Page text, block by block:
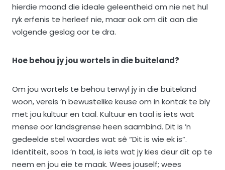
hierdie maand die ideale geleentheid om nie net hul
ryk erfenis te herleef nie, maar ook om dit aan die
volgende geslag oor te dra.
Hoe behou jy jou wortels in die buiteland?
Om jou wortels te behou terwyl jy in die buiteland
woon, vereis ’n bewustelike keuse om in kontak te bly
met jou kultuur en taal. Kultuur en taal is iets wat
mense oor landsgrense heen saambind. Dit is ’n
gedeelde stel waardes wat sê “Dit is wie ek is”.
Identiteit, soos ’n taal, is iets wat jy kies deur dit op te
neem en jou eie te maak. Wees jouself; wees